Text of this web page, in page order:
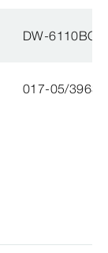
DW-
017-05/3963-